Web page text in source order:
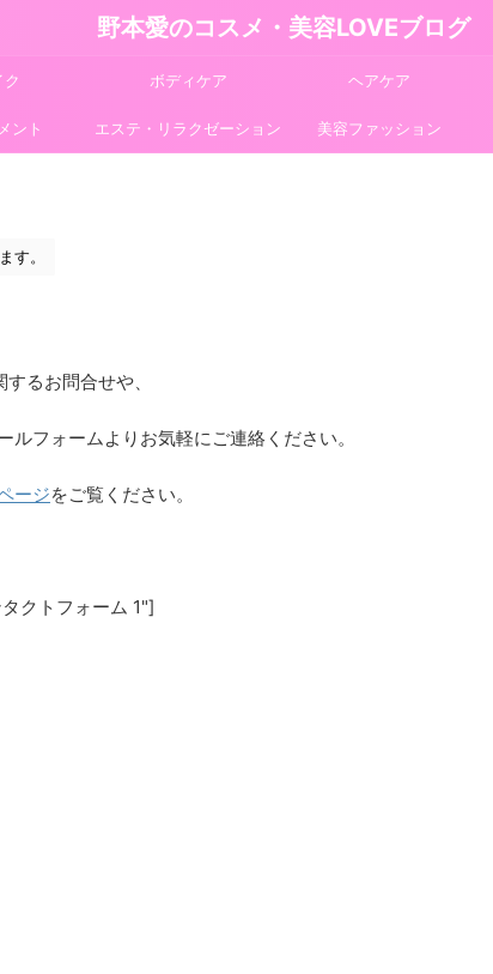
野本愛のコスメ・美容LOVEブログ
ク ボディケア ヘアケア
ント エステ・リラクゼーション 美容ファッション
す。
るお問合せや、
フォームよりお気軽にご連絡ください。
ージをご覧ください。
クトフォーム 1"]